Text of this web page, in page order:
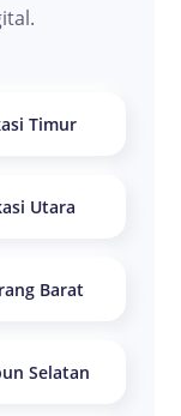
Timur
Utara
Barat
Selatan